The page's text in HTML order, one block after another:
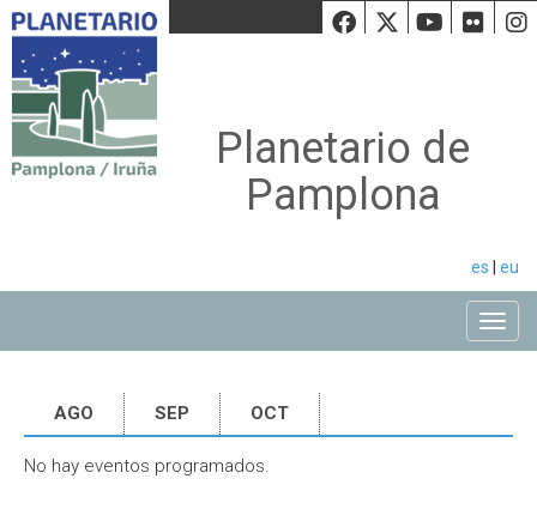
Facebook
Twiiter
Planetario de
Pamplona
es eu
AGO SEP OCT
No hay eventos programados.